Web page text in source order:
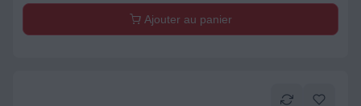
Ajouter au panier